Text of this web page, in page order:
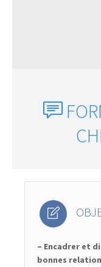
– Encadrer et
bonnes